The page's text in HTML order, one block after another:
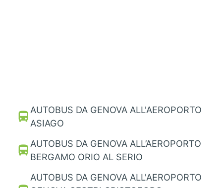
directions_bus AUTOBUS DA GENOVA ALL'AEROPORTO
ASIAGO
directions_bus AUTOBUS DA GENOVA ALL’AEROPORTO
BERGAMO ORIO AL SERIO
AUTOBUS DA GENOVA ALL'AEROPORTO